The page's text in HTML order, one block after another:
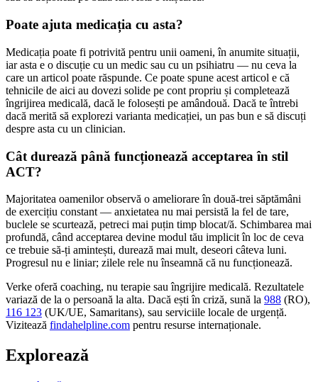
Poate ajuta medicația cu asta?
Medicația poate fi potrivită pentru unii oameni, în anumite situații,
iar asta e o discuție cu un medic sau cu un psihiatru — nu ceva la
care un articol poate răspunde. Ce poate spune acest articol e că
tehnicile de aici au dovezi solide pe cont propriu și completează
îngrijirea medicală, dacă le folosești pe amândouă. Dacă te întrebi
dacă merită să explorezi varianta medicației, un pas bun e să discuți
despre asta cu un clinician.
Cât durează până funcționează acceptarea în stil
ACT?
Majoritatea oamenilor observă o ameliorare în două-trei săptămâni
de exercițiu constant — anxietatea nu mai persistă la fel de tare,
buclele se scurtează, petreci mai puțin timp blocat/ă. Schimbarea mai
profundă, când acceptarea devine modul tău implicit în loc de ceva
ce trebuie să-ți amintești, durează mai mult, deseori câteva luni.
Progresul nu e liniar; zilele rele nu înseamnă că nu funcționează.
Verke oferă coaching, nu terapie sau îngrijire medicală. Rezultatele
variază de la o persoană la alta. Dacă ești în criză, sună la 988 (RO),
116 123 (UK/UE, Samaritans), sau serviciile locale de urgență.
Vizitează findahelpline.com pentru resurse internaționale.
Explorează